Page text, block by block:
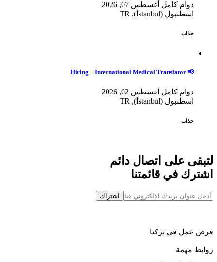
دوام كامل أغسطس 07, 2026
اسطنبول (İstanbul), TR
جذاب
📢 Hiring – International Medical Translator
دوام كامل أغسطس 02, 2026
اسطنبول (İstanbul), TR
جذاب
لتبقى على اتصال دائم
اشترك في قائمتنا
اشتراك
فرص عمل في تركيا
روابط مهمة